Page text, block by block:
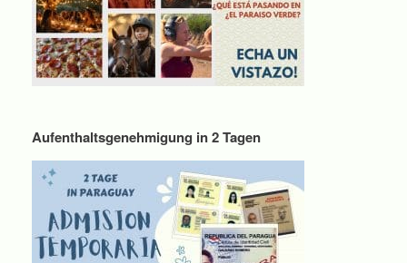
Aufenthaltsgenehmigung in 2 Tagen